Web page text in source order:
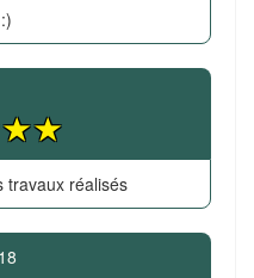
travaux réalisés